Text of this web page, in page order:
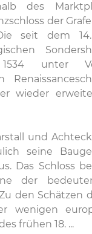
des
der
Die seit dem
1534 unter
wieder
und
seine
Das Schloss
der
den Schätzen
wenigen
frühen 18. ...